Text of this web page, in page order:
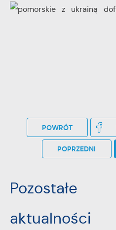
POWRÓT
POPRZEDNI
Pozostałe
aktualności